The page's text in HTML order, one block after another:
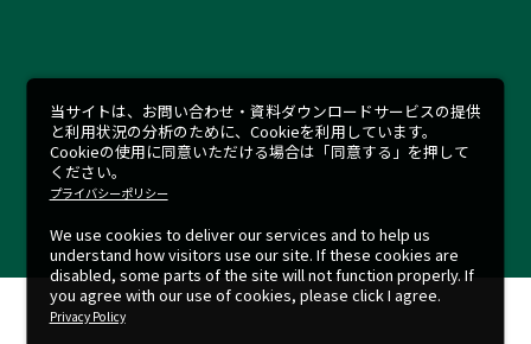
当サイトは、お問い合わせ・資料ダウンロードサービスの提供
と利用状況の分析のために、Cookieを利用しています。
Cookieの使用に同意いただける場合は「同意する」を押して
ください。
プライバシーポリシー
We use cookies to deliver our services and to help us
understand how visitors use our site. If these cookies are
disabled, some parts of the site will not function properly. If
you agree with our use of cookies, please click I agree.
Privacy Policy